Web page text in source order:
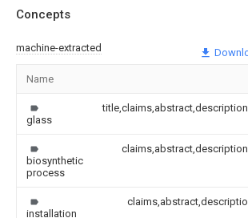
Concepts
machine-extracted
Name
glass
title,claims,abstract,description
biosynthetic
process
claims,abstract,description
installation